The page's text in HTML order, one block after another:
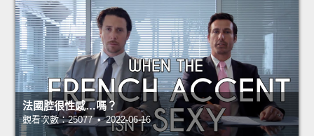
法國腔很性感…嗎？
觀看次數：25077 • 2022-06-16